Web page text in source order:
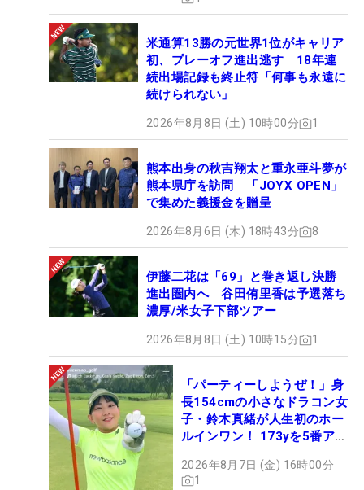
米通算13勝の元世界1位がキャリア
初、プレーオフ進出逃す 18年連
続出場記録も終止符「何事も永遠に
続けられない」
2026年8月8日 (土) 10時00分 1
熊本出身の秋吉翔太と重永亜斗夢が
熊本県庁を訪問 「JOYX OPEN」
で集めた義援金を贈呈
2026年8月6日 (木) 18時43分 8
伊藤二花は「69」と巻き返し決勝
進出圏内へ 谷田侑里香は予選落ち
濃厚/米女子下部ツアー
2026年8月8日 (土) 10時15分 1
「パーティーしようぜ！」身
長154cmの小さなドラコン女
子・鈴木真緒が人生初のホー
ルインワン！ 173yを5番アイ
2026年8月7日 (金) 16時00分
1